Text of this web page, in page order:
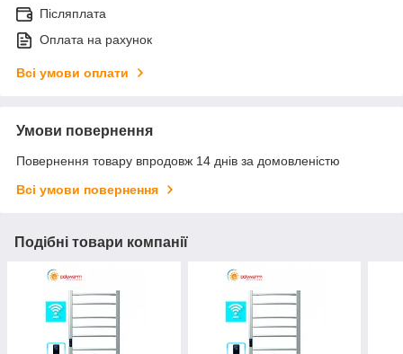
Післяплата
Оплата на рахунок
Всі умови оплати
Умови повернення
Повернення товару впродовж 14 днів за домовленістю
Всі умови повернення
Подібні товари компанії